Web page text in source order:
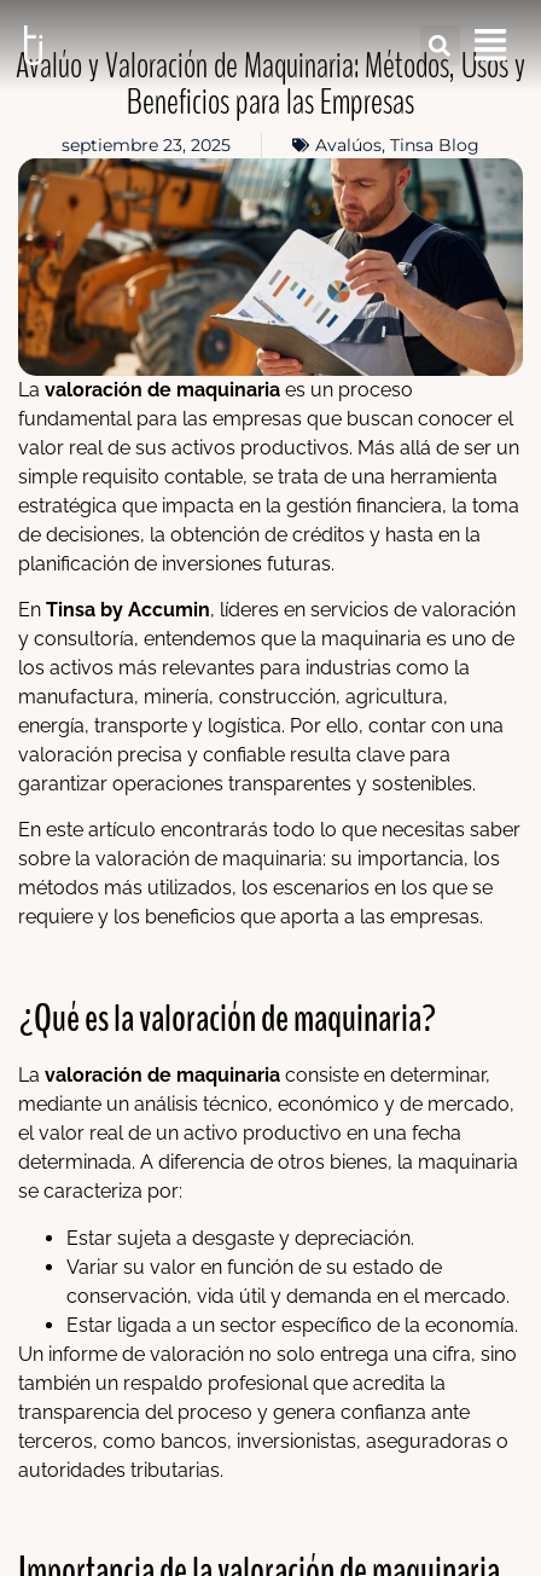
Avalúo y Valoración de Maquinaria: Métodos, Usos y
Beneficios para las Empresas
septiembre 23, 2025 Avalúos, Tinsa Blog
La valoración de maquinaria es un proceso
fundamental para las empresas que buscan conocer el
valor real de sus activos productivos. Más allá de ser un
simple requisito contable, se trata de una herramienta
estratégica que impacta en la gestión financiera, la toma
de decisiones, la obtención de créditos y hasta en la
planificación de inversiones futuras.
En Tinsa by Accumin, líderes en servicios de valoración
y consultoría, entendemos que la maquinaria es uno de
los activos más relevantes para industrias como la
manufactura, minería, construcción, agricultura,
energía, transporte y logística. Por ello, contar con una
valoración precisa y confiable resulta clave para
garantizar operaciones transparentes y sostenibles.
En este artículo encontrarás todo lo que necesitas saber
sobre la valoración de maquinaria: su importancia, los
métodos más utilizados, los escenarios en los que se
requiere y los beneficios que aporta a las empresas.
¿Qué es la valoración de maquinaria?
La valoración de maquinaria consiste en determinar,
mediante un análisis técnico, económico y de mercado,
el valor real de un activo productivo en una fecha
determinada. A diferencia de otros bienes, la maquinaria
se caracteriza por:
Estar sujeta a desgaste y depreciación.
Variar su valor en función de su estado de
conservación, vida útil y demanda en el mercado.
Estar ligada a un sector específico de la economía.
Un informe de valoración no solo entrega una cifra, sino
también un respaldo profesional que acredita la
transparencia del proceso y genera confianza ante
terceros, como bancos, inversionistas, aseguradoras o
autoridades tributarias.